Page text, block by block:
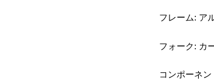
フレーム: ア
フォーク: カ
コンポーネ